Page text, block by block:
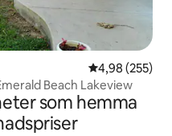
4,98 av 5 i
4,98 (255)
Beach Lakeview
som hemma